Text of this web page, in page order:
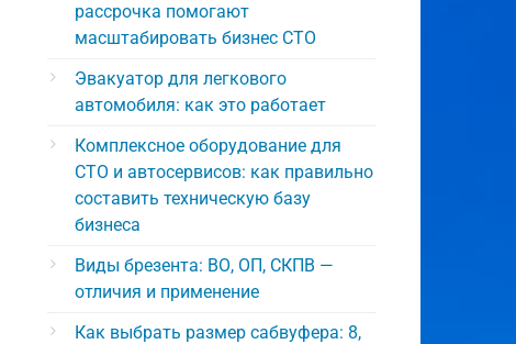
рассрочка помогают
масштабировать бизнес СТО
Эвакуатор для легкового
автомобиля: как это работает
Комплексное оборудование для
СТО и автосервисов: как правильно
составить техническую базу
бизнеса
Виды брезента: ВО, ОП, СКПВ —
отличия и применение
Как выбрать размер сабвуфера: 8,